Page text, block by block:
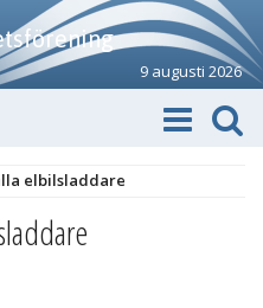
9 augusti 2026
elbilsladdare